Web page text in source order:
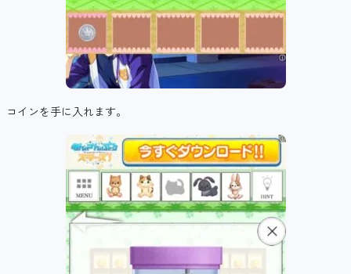
コインを手に入れます。